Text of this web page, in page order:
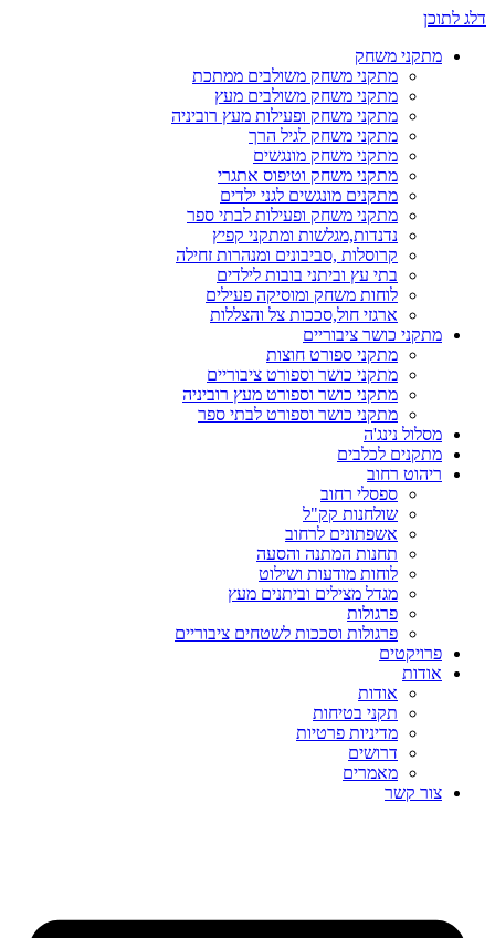
דלג לתוכן
מתקני משחק
מתקני משחק משולבים ממתכת
מתקני משחק משולבים מעץ
מתקני משחק ופעילות מעץ רוביניה
מתקני משחק לגיל הרך
מתקני משחק מונגשים
מתקני משחק וטיפוס אתגרי
מתקנים מונגשים לגני ילדים
מתקני משחק ופעילות לבתי ספר
נדנדות,מגלשות ומתקני קפיץ
קרוסלות ,סביבונים ומנהרות זחילה
בתי עץ וביתני בובות לילדים
לוחות משחק ומוסיקה פעילים
ארגזי חול,סככות צל והצללות
מתקני כושר ציבוריים
מתקני ספורט חוצות
מתקני כושר וספורט ציבוריים
מתקני כושר וספורט מעץ רוביניה
מתקני כושר וספורט לבתי ספר
מסלול נינג'ה
מתקנים לכלבים
ריהוט רחוב
ספסלי רחוב
שולחנות קק"ל
אשפתונים לרחוב
תחנות המתנה והסעה
לוחות מודעות ושילוט
מגדל מצילים וביתנים מעץ
פרגולות
פרגולות וסככות לשטחים ציבוריים
פרויקטים
אודות
אודות
תקני בטיחות
מדיניות פרטיות
דרושים
מאמרים
צור קשר